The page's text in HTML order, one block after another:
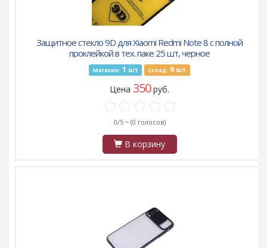
Защитное стекло 9D для Xiaomi Redmi Note 8 с полной
проклейкой в тех. паке 25 шт, черное
Магазин: 1 шт Склад: 9 шт
Цена 350руб.
0/5 ~ (0 голосов)
В корзину